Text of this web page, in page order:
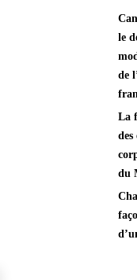
???? Explorer les
le
de
La
des
du